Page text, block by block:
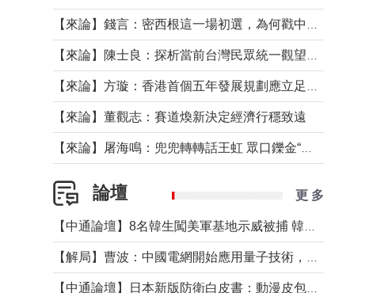
【來論】董觀志：賽道煥新決定經濟行穩致遠
論壇 更 多